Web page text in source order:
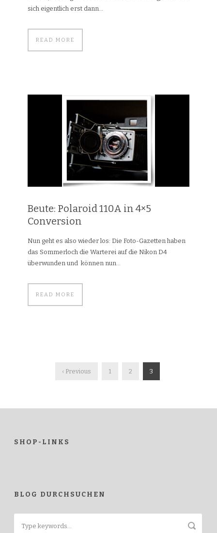
sich eigentlich erst dann...
READ MORE
Beute: Polaroid 110A in 4×5
Conversion
Nun geht es also wieder los: Die Foto-Gazetten haben
das Sommerloch die Warterei auf die Nikon D4
überwunden und können nun...
READ MORE
‹ Previous 1 2 3
SHOP-LINKS
BLOG DURCHSUCHEN